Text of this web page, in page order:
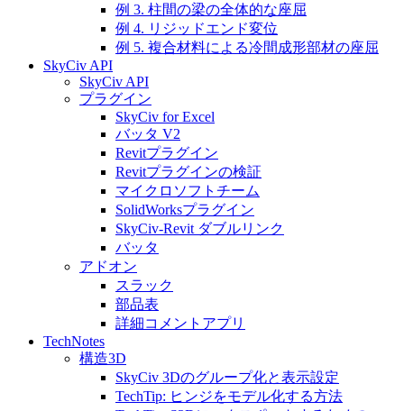
例 3. 柱間の梁の全体的な座屈
例 4. リジッドエンド変位
例 5. 複合材料による冷間成形部材の座屈
SkyCiv API
SkyCiv API
プラグイン
SkyCiv for Excel
バッタ V2
Revitプラグイン
Revitプラグインの検証
マイクロソフトチーム
SolidWorksプラグイン
SkyCiv-Revit ダブルリンク
バッタ
アドオン
スラック
部品表
詳細コメントアプリ
TechNotes
構造3D
SkyCiv 3Dのグループ化と表示設定
TechTip: ヒンジをモデル化する方法